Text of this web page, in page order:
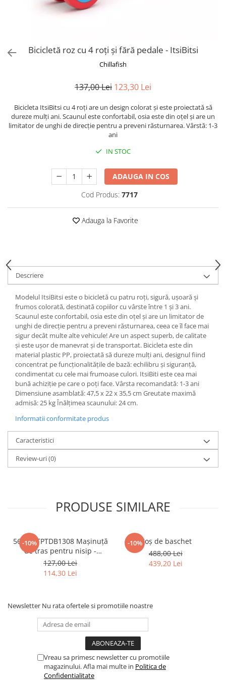
Puzzle-uri progresive
Creioane colorate si carioci
Instrumente si accesorii pentru
Stampile si tusiere
Suport pentru decor
Modelaj
Seturi de creatie
Tablouri diamonds
pentru copii
Jocuri matematice
Stimulare olfactiva si gustativa
Stimulare tactila
Bicicletă roz cu 4 roți și fără pedale - ItsiBitsi
Chillafish
137,00 Lei 123,30 Lei
Bicicleta ItsiBitsi cu 4 roți are un design colorat și este proiectată să
dureze mulți ani. Scaunul este confortabil, osia este din oțel și are un
limitator de unghi de direcție pentru a preveni răsturnarea. Vârstă: 1-3
ani
IN STOC
ADAUGA IN COS
Cod Produs: 7717
Adauga la Favorite
Descriere
Modelul ItsiBitsi este o bicicletă cu patru roți, sigură, ușoară și
frumos colorată, destinată copiilor cu vârste între 1 și 3 ani.
Scaunul este confortabil, osia este din oțel și are un limitator de
unghi de direcție pentru a preveni răsturnarea, ceea ce îl face mai
sigur decât multe alte vehicule! Are un aspect superb, de calitate
și este ușor de manevrat și de transportat. Bicicleta este din
material plastic PP, proiectată să dureze mulți ani, designul fiind
concentrat pe funcționalitățile de bază: echilibru și siguranță,
condimentat cu cele mai frumoase culori. ItsiBiti este cea mai
bună achiziție pe care o poți face. Vârsta recomandată: 1-3 ani
Dimensiune asamblată: 47,5 x 22 x 35,5 cm Greutate maximă
admisă: 25 kg Înălțimea scaunului: 24 cm.
Informatii conformitate produs
Caracteristici
Review-uri(0)
PRODUSE SIMILARE
-10%
5687 GTPTDB1308 Mașinuță
de tras pentru nisip -
Albastru Bigjigs
127,00 Lei
114,30 Lei
-10%Coș de baschet
488,00 Lei
439,20 Lei
Newsletter Nu rata ofertele si promotiile noastre
Vreau sa primesc newsletter cu promotiile
magazinului. Afla mai multe in Politica de
Confidentialitate